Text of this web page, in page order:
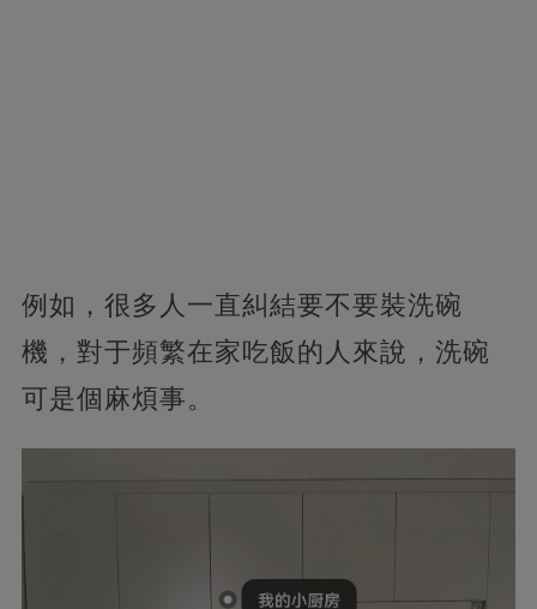
例如，很多人一直糾結要不要裝洗碗
機，對于頻繁在家吃飯的人來說，洗碗
可是個麻煩事。